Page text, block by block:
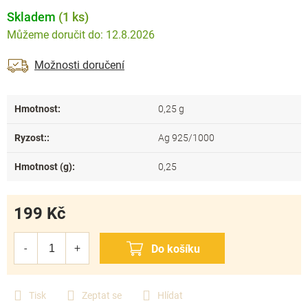
Tisk Zeptat se Hlídat
Skladem (1 ks)
12.8.2026
Možnosti doručení
199 Kč
Hmotnost: 0,25 g
Ryzost:: Ag 925/1000
Hmotnost (g): 0,25